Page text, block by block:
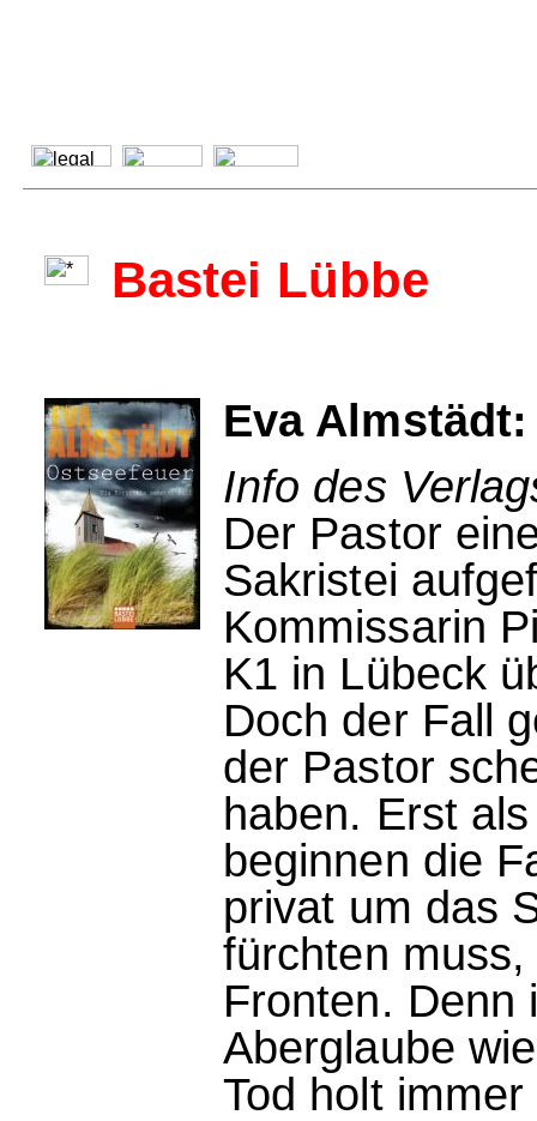
Bastei Lübbe
Eva
Info des
Der Pastor
Sakristei
Kommissarin
K1 in Lübeck
Doch der Fall
der Pastor
haben. Erst
beginnen die
privat um das
fürchten
Fronten. Denn
Aberglaube
Tod holt